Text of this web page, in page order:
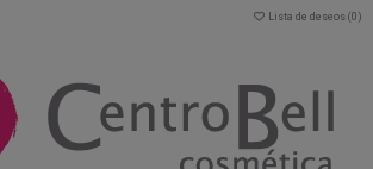
Lista de deseos (0 )